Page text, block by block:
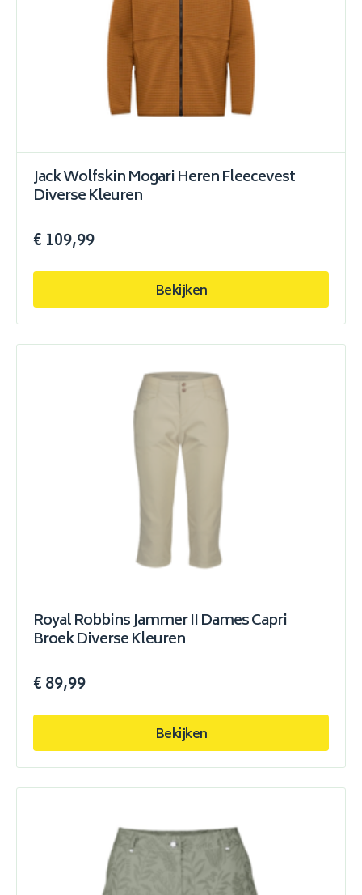
Jack Wolfskin Mogari Heren Fleecevest
Diverse Kleuren
€ 109,99
Bekijken
Royal Robbins Jammer II Dames Capri
Broek Diverse Kleuren
€ 89,99
Bekijken